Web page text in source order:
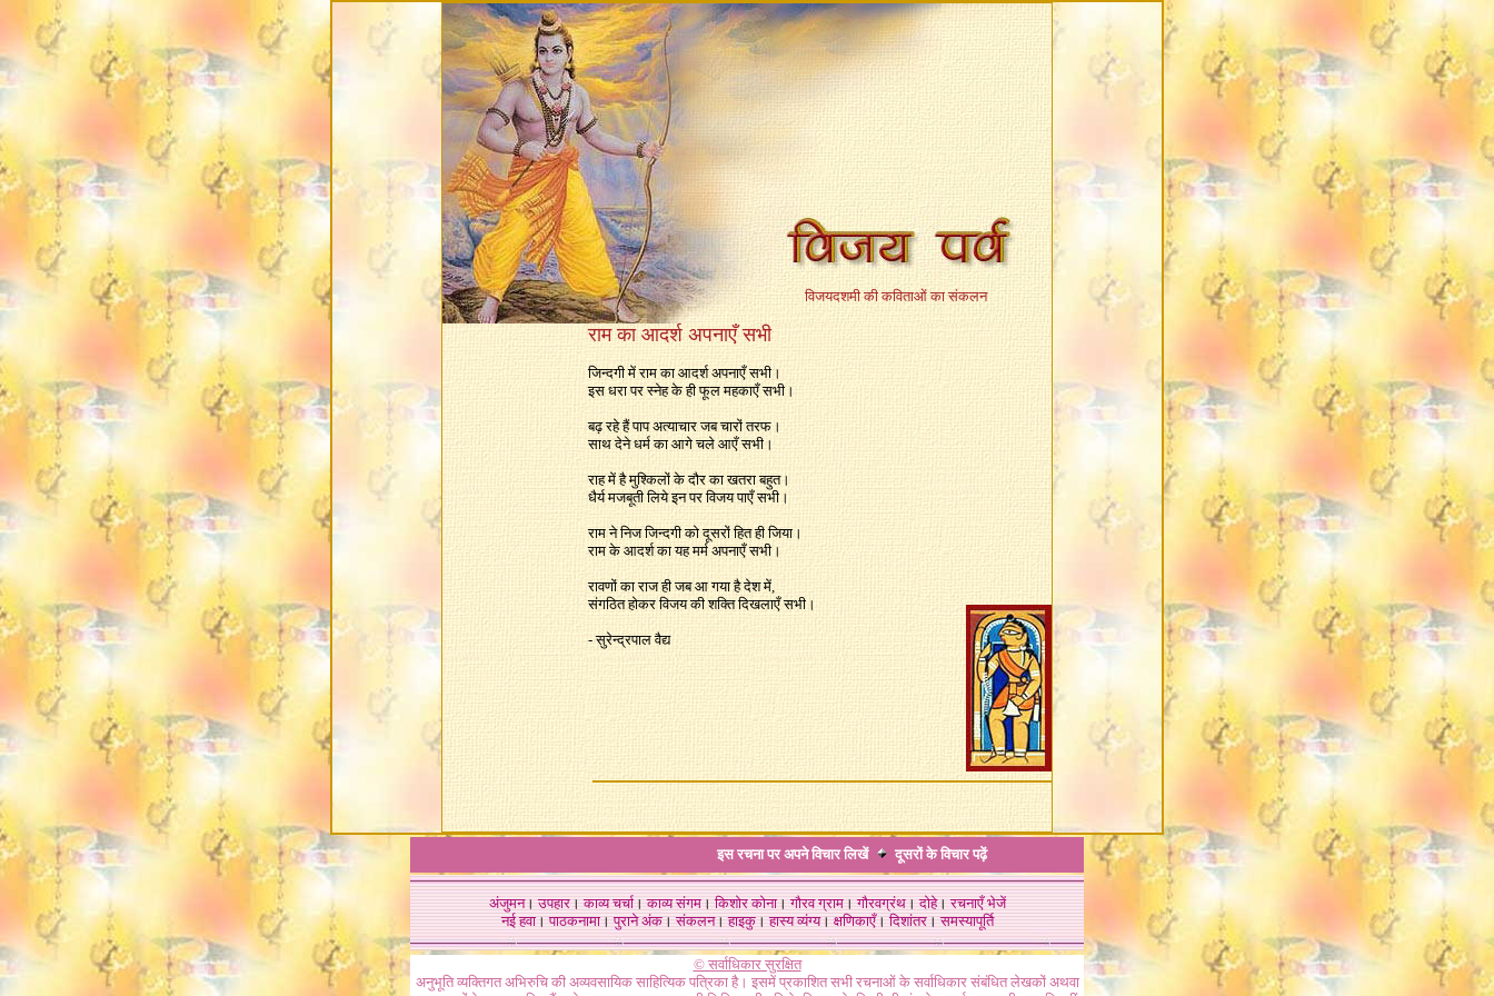
विजयदशमी की कविताओं का संकलन
राम का आदर्श अपनाएँ सभी
जिन्दगी में राम का आदर्श अपनाएँ सभी।
इस धरा पर स्नेह के ही फूल महकाएँ सभी।
बढ़ रहे हैं पाप अत्याचार जब चारों तरफ।
साथ देने धर्म का आगे चले आएँ सभी।
राह में है मुश्किलों के दौर का खतरा बहुत।
धैर्य मजबूती लिये इन पर विजय पाएँ सभी।
राम ने निज जिन्दगी को दूसरों हित ही जिया।
राम के आदर्श का यह मर्म अपनाएँ सभी।
रावणों का राज ही जब आ गया है देश में,
संगठित होकर विजय की शक्ति दिखलाएँ सभी।
- सुरेन्द्रपाल वैद्य
इस रचना पर अपने विचार लिखें दूसरों के विचारपढ़ें
अंजुमन।उपहार।काव्य चर्चा।काव्य संगम।किशोर कोना।गौरव ग्राम।गौरवग्रंथ।दोहे।रचनाएँ भेजें
नई हवा। पाठकनामा। पुराने अंक। संकलन। हाइकु। हास्य व्यंग्य। क्षणिकाएँ। दिशांतर। समस्यापूर्ति
© सर्वाधिकार सुरक्षित
अनुभूति व्यक्तिगत अभिरुचि की अव्यवसायिक साहित्यिक पत्रिका है। इसमें प्रकाशित सभी रचनाओं के सर्वाधिकार संबंधित लेखकों अथवा